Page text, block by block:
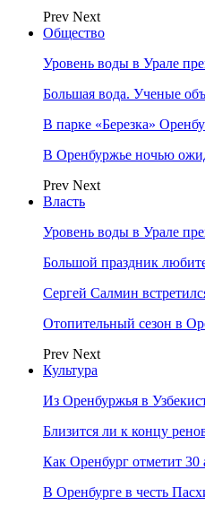
Prev Next
Общество
Уровень воды в Урале
Большая вода. Ученые
В парке «Березка»
В Оренбуржье ночью
Prev Next
Власть
Уровень воды в Урале
Большой праздник
Сергей Салмин
Отопительный сезон в
Prev Next
Культура
Из Оренбуржья в
Близится ли к концу
Как Оренбург отметит 30
В Оренбурге в честь